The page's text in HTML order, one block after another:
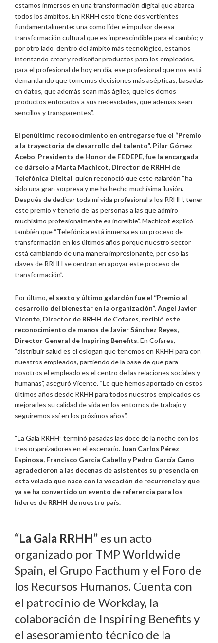
estamos inmersos en una transformación digital que abarca
todos los ámbitos. En RRHH esto tiene dos vertientes
fundamentalmente: una como líder e impulsor de esa
transformación cultural que es imprescindible para el cambio; y
por otro lado, dentro del ámbito más tecnológico, estamos
intentando crear y rediseñar productos para los empleados,
para el profesional de hoy en día, ese profesional que nos está
demandando que tomemos decisiones más asépticas, basadas
en datos, que además sean más ágiles, que les demos
productos enfocados a sus necesidades, que además sean
sencillos y transparentes”.
El penúltimo reconocimiento en entregarse fue el “Premio
a la trayectoria de desarrollo del talento”. Pilar Gómez
Acebo, Presidenta de Honor de FEDEPE, fue la encargada
de dárselo a Marta Machicot, Director de RRHH de
Telefónica Digital, quien reconoció que este galardón “ha
sido una gran sorpresa y me ha hecho muchísima ilusión.
Después de dedicar toda mi vida profesional a los RRHH, tener
este premio y tenerlo de las personas a las que admiro
muchísimo profesionalmente es increíble”. Machicot explicó
también que “Telefónica está inmersa es un proceso de
transformación en los últimos años porque nuestro sector
está cambiando de una manera impresionante, por eso las
claves de RRHH se centran en apoyar este proceso de
transformación”.
Por último, el sexto y último galardón fue el “Premio al
desarrollo del bienestar en la organización”. Ángel Javier
Vicente, Director de RRHH de Cofares, recibió este
reconocimiento de manos de Javier Sánchez Reyes,
Director General de Inspiring Benefits. En Cofares,
“distribuir salud es el eslogan que tenemos en RRHH para con
nuestros empleados, partiendo de la base de que para
nosotros el empleado es el centro de las relaciones sociales y
humanas”, aseguró Vicente. “Lo que hemos aportado en estos
últimos años desde RRHH para todos nuestros empleados es
mejorarles su calidad de vida en los entornos de trabajo y
seguiremos así en los próximos años”.
“La Gala RRHH” terminó pasadas las doce de la noche con los
tres organizadores en el escenario.Juan Carlos Pérez
Espinosa, Francisco García Cabello y Pedro García Cano
agradecieron a las decenas de asistentes su presencia en
esta velada que nace con la vocación de recurrencia y que
ya se ha convertido un evento de referencia para los
líderes de RRHH de nuestro país.
“La Gala RRHH” es un acto
organizado por TMP Worldwide
Spain, el Grupo Facthum y el Foro de
los Recursos Humanos. Cuenta con
el patrocinio de Workday, la
colaboración de Inspiring Benefits y
el asesoramiento técnico de la